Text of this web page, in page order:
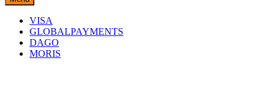
VISA
GLOBALPAYMENTS
DAGO
MORIS